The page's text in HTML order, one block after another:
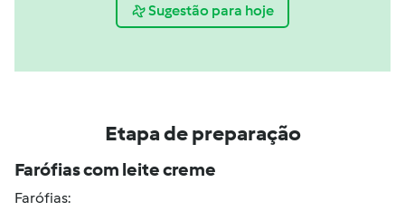
Sugestão para hoje
Etapa de preparação
Farófias com leite creme
Farófias: